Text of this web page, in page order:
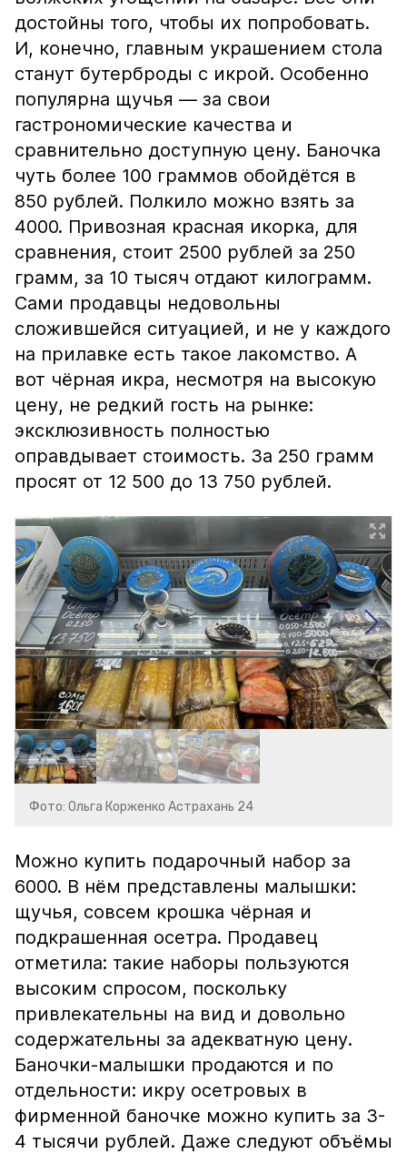
достойны того, чтобы их попробовать.
И, конечно, главным украшением стола
станут бутерброды с икрой. Особенно
популярна щучья — за свои
гастрономические качества и
сравнительно доступную цену. Баночка
чуть более 100 граммов обойдётся в
850 рублей. Полкило можно взять за
4000. Привозная красная икорка, для
сравнения, стоит 2500 рублей за 250
грамм, за 10 тысяч отдают килограмм.
Сами продавцы недовольны
сложившейся ситуацией, и не у каждого
на прилавке есть такое лакомство. А
вот чёрная икра, несмотря на высокую
цену, не редкий гость на рынке:
эксклюзивность полностью
оправдывает стоимость. За 250 грамм
просят от 12 500 до 13 750 рублей.
Фото: Ольга Корженко Астрахань 24
Можно купить подарочный набор за
6000. В нём представлены малышки:
щучья, совсем крошка чёрная и
подкрашенная осетра. Продавец
отметила: такие наборы пользуются
высоким спросом, поскольку
привлекательны на вид и довольно
содержательны за адекватную цену.
Баночки-малышки продаются и по
отдельности: икру осетровых в
фирменной баночке можно купить за 3-
4 тысячи рублей. Даже следуют объёмы